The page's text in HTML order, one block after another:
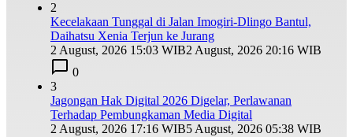
2
Kecelakaan Tunggal di Jalan Imogiri-Dlingo Bantul,
Daihatsu Xenia Terjun ke Jurang
2 August, 2026 15:03 WIB2 August, 2026 20:16 WIB
0
3
Jagongan Hak Digital 2026 Digelar, Perlawanan
Terhadap Pembungkaman Media Digital
2 August, 2026 17:16 WIB5 August, 2026 05:38 WIB